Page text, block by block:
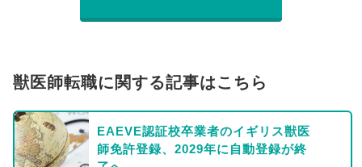
獣医師転職に関する記事はこちら
EAEVE認証校卒業者のイギリス獣医
師免許登録、2029年に自動登録が終